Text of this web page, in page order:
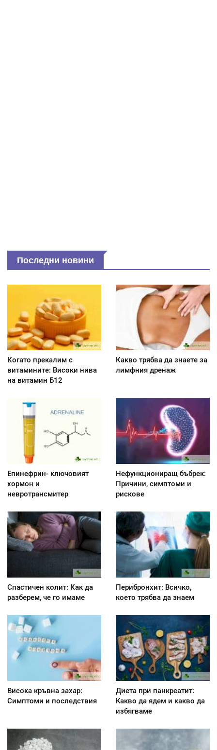
Последни новини
Когато прекалим с
витамините: Високи нива
на витамин Б12
Какво трябва да знаете за
лимфния дренаж
Епинефрин- ключовият
хормон и
невротрансмитер
Нефункциониращ бъбрек:
Причини, симптоми и
рискове
Спастичен колит: Как да
разберем, че го имаме
Перибронхит: Всичко,
което трябва да знаем
Висока кръвна захар:
Симптоми и последствия
Диета при панкреатит:
Kакво да ядем и какво да
избягваме